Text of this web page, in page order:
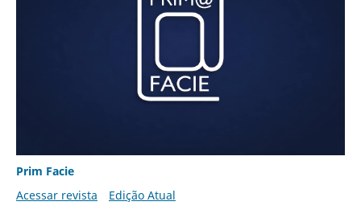
Prim Facie
Acessar revista
Edição Atual